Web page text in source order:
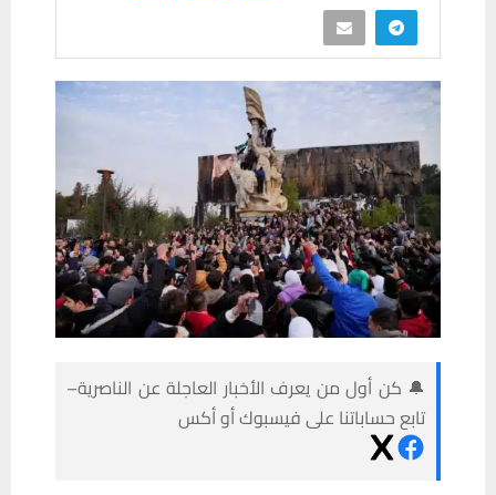
🔔 كن أول من يعرف الأخبار العاجلة عن الناصرية–
تابع حساباتنا على فيسبوك أو أكس